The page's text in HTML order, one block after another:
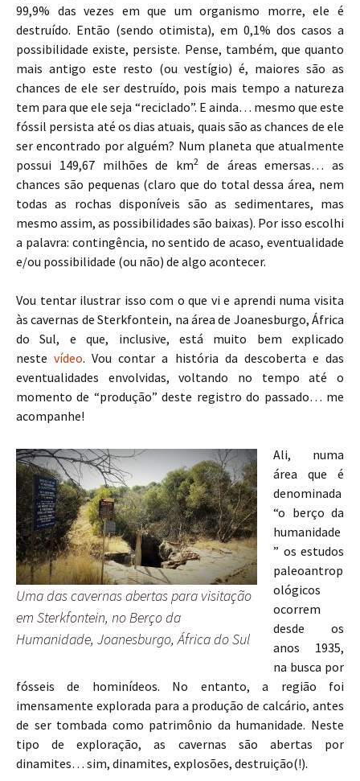
99,9% das vezes em que um organismo morre, ele é
destruído. Então (sendo otimista), em 0,1% dos casos a
possibilidade existe, persiste. Pense, também, que quanto
mais antigo este resto (ou vestígio) é, maiores são as
chances de ele ser destruído, pois mais tempo a natureza
tem para que ele seja “reciclado”. E ainda… mesmo que este
fóssil persista até os dias atuais, quais são as chances de ele
ser encontrado por alguém? Num planeta que atualmente
possui 149,67 milhões de km2
de áreas emersas… as
chances são pequenas (claro que do total dessa área, nem
todas as rochas disponíveis são as sedimentares, mas
mesmo assim, as possibilidades são baixas). Por isso escolhi
a palavra: contingência, no sentido de acaso, eventualidade
e/ou possibilidade (ou não) de algo acontecer.
Vou tentar ilustrar isso com o que vi e aprendi numa visita
às cavernas de Sterkfontein, na área de Joanesburgo, África
do Sul, e que, inclusive, está muito bem explicado
nestevídeo. Vou contar a história da descoberta e das
eventualidades envolvidas, voltando no tempo até o
momento de “produção” deste registro do passado… me
acompanhe!
Uma das cavernas abertas para visitação
em Sterkfontein, no Berço da
Humanidade, Joanesburgo, África do Sul
Ali, numa
área que é
denominada
“o berço da
humanidade
” os estudos
paleoantrop
ológicos
ocorrem
desde os
anos 1935,
na busca por
fósseis de hominídeos. No entanto, a região foi
imensamente explorada para a produção de calcário, antes
de ser tombada como patrimônio da humanidade. Neste
tipo de exploração, as cavernas são abertas por
dinamites… sim, dinamites, explosões, destruição(!).